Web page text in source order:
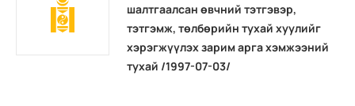
шалтгаалсан өвчний тэтгэвэр,
тэтгэмж, төлбөрийн тухай хуулийг
хэрэгжүүлэх зарим арга хэмжээний
тухай /1997-07-03/